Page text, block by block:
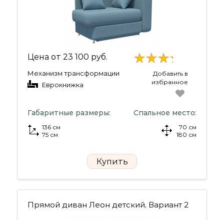
Цена от 23 100 руб.
Механизм трансформации
Еврокнижка
Добавить в
избранное
Габаритные размеры:
136 см
75 см
Спальное место:
70 см
180 см
Купить
Прямой диван Леон детский, Вариант 2